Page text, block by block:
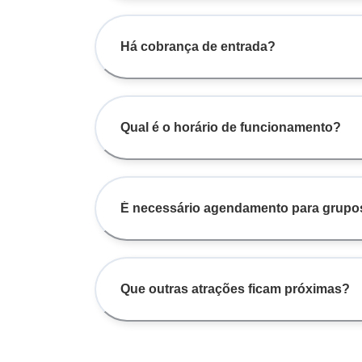
Há cobrança de entrada?
Qual é o horário de funcionamento?
É necessário agendamento para
Que outras atrações ficam próximas?